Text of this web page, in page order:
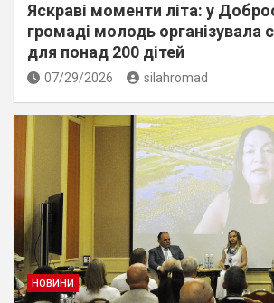
Яскраві моменти літа: у
громаді молодь організувала
для понад 200 дітей
07/29/2026 silahromad
НОВИНИ